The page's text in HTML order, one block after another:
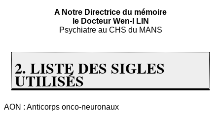
A Notre Directrice du mémoire
le Docteur Wen-I LIN
Psychiatre au CHS du MANS
2. LISTE DES SIGLES
UTILISÉS
AON : Anticorps onco-neuronaux